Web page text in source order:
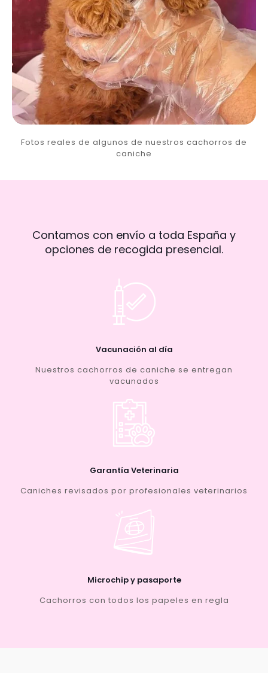
Fotos reales de algunos de nuestros cachorros de
caniche
Contamos con envío a toda España y
opciones de recogida presencial.
Vacunación al día
Nuestros cachorros de caniche se entregan
vacunados
Garantía Veterinaria
Caniches revisados por profesionales veterinarios
Microchip y pasaporte
Cachorros con todos los papeles en regla